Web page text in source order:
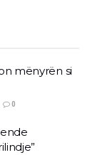
mënyrën si
0